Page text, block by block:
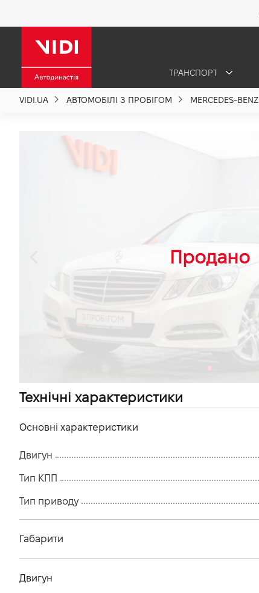
ТРАНСПОРТ
VIDI.UA АВТОМОБІЛІ З ПРОБІГОМ MERCEDES-BENZ
Технічні характеристики
Основні характеристики
Двигун
Тип КПП
Тип приводу
Габарити
Двигун
Про компанію
Новини
VIDI Кар'єра
акціями, послугами та новинками